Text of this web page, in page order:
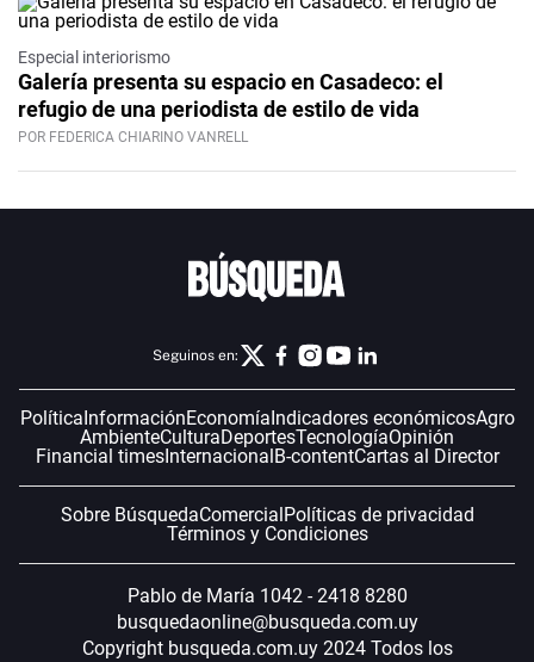
Especial interiorismo
Galería presenta su espacio en Casadeco: el
refugio de una periodista de estilo de vida
POR FEDERICA CHIARINO VANRELL
Seguinos en:
PolíticaInformaciónEconomíaIndicadores económicosAgro
AmbienteCulturaDeportesTecnologíaOpinión
Financial timesInternacionalB-contentCartas al Director
Sobre BúsquedaComercialPolíticas de privacidad
Términos y Condiciones
Pablo de María 1042 - 2418 8280
busquedaonline@busqueda.com.uy
Copyright busqueda.com.uy 2024 Todos los